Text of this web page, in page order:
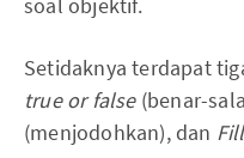
Setidaknya terdapat
true or false(benar-
(menjodohkan), dan